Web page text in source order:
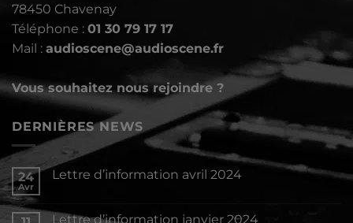
78450 Chavenay
Téléphone : 01 30 79 17 17
Mail : audioscene@audioscene.fr
Vous souhaitez nous rejoindre ?
DERNIÈRES NEWS
24
Avr
Lettre d’information avril 2024
sur
Lettre d’information janvier 2024